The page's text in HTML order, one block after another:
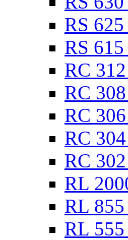
RS
RS
RC
RC
RC
RC
RC
RL
RL
RL